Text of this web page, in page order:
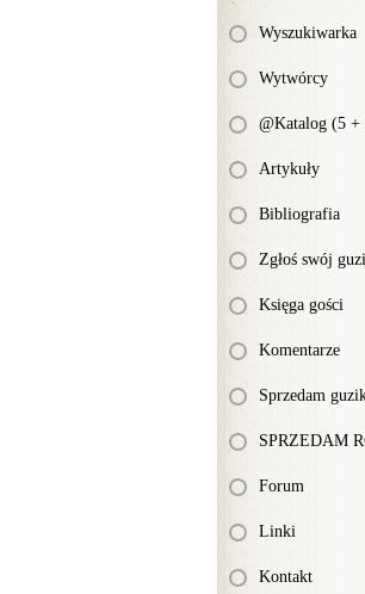
Wyszukiwarka
Wytwórcy
@Katalog (5 +
Artykuły
Bibliografia
Zgłoś swój
Księga gości
Komentarze
Sprzedam
SPRZEDAM
Forum
Linki
Kontakt